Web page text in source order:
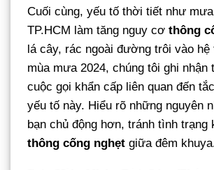
Cuối cùng, yếu tố thời tiết như
TP.HCM làm tăng nguy cơ thông
lá cây, rác ngoài đường trôi vào hệ
mùa mưa 2024, chúng tôi ghi nhận
cuộc gọi khẩn cấp liên quan đến
yếu tố này. Hiểu rõ những nguyên
bạn chủ động hơn, tránh tình trạng
thông cống nghẹt giữa đêm